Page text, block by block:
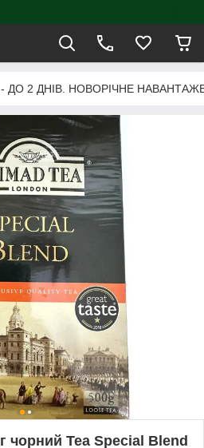
- ДО 2 ДНІВ. НОВОРІЧНЕ
чорний Tea Special Blend